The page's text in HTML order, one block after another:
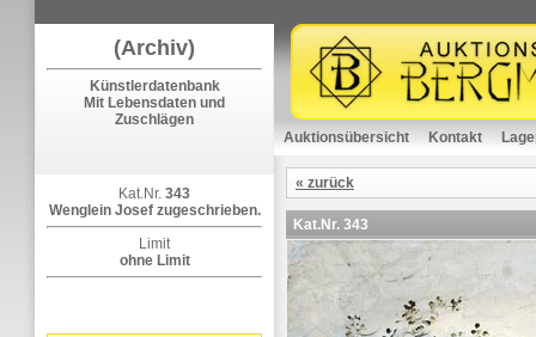
(Archiv)
Künstlerdatenbank
Mit Lebensdaten und
Zuschlägen
Kat.Nr. 343
Wenglein Josef zugeschrieben.
Limit
ohne Limit
Auktionsübersicht Kontakt
« zurück
Kat.Nr. 343